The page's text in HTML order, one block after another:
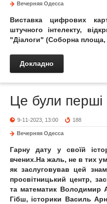
Вечерняя Одесса
Виставка цифрових
штучного інтелекту,
"Діалоги" (Соборна площа,
Докладно
Це були перші
9-11-2023, 13:00 188
Вечерняя Одесса
Гарну дату у своїй
вчених.На жаль, не в тих
як заслуговував цей
просвітницький центр,
та математик Володимир
Гібш, історики Василь